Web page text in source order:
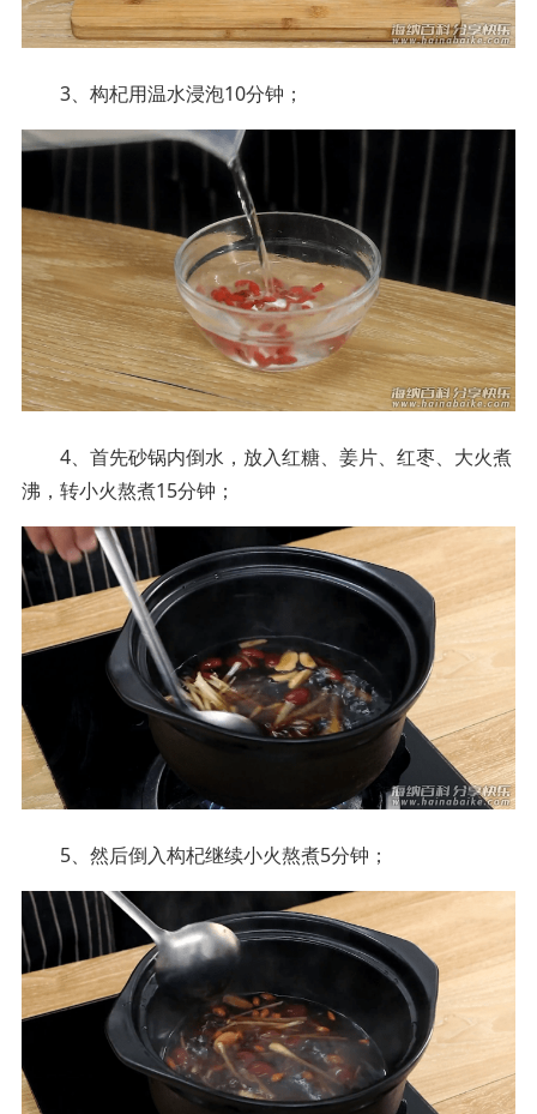
3、构杞用温水浸泡10分钟；
4、首先砂锅内倒水，放入红糖、姜片、红枣、大火煮
沸，转小火熬煮15分钟；
5、然后倒入构杞继续小火熬煮5分钟；